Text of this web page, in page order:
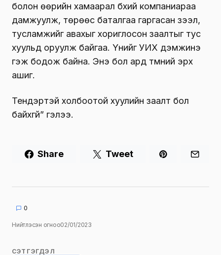
болон өөрийн хамаарал бүхий компаниараа
дамжуулж, төрөөс баталгаа гаргасан зээл,
тусламжийг авахыг хориглосон заалтыг тус
хуульд оруулж байгаа. Үүнийг УИХ дэмжинэ
гэж бодож байна. Энэ бол ард түмний эрх
ашиг.
Тендэртэй холбоотой хуулийн заалт бол
байхгүй” гэлээ.
Share Tweet
0
Нийтлэсэн огноо02/01/2023
СЭТГЭГДЭЛ